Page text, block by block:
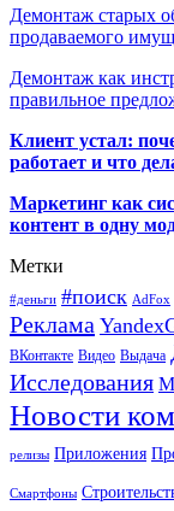
Демонтаж старых
продаваемого
Демонтаж как
правильное
Клиент устал:
работает и что
Маркетинг как
контент в одну
Метки
#деньги #поиск AdFox
Реклама
ВКонтакте Видео Выдача
Исследования
Новости
релизы Приложения
Смартфоны